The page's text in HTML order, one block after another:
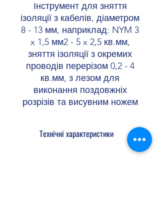
Інструмент для зняття
ізоляції з кабелів, діаметром
8 - 13 мм, наприклад: NYM 3
x 1,5 мм2 - 5 x 2,5 кв.мм,
зняття ізоляції з окремих
проводів перерізом 0,2 - 4
кв.мм, з лезом для
виконання поздовжніх
розрізів та висувним ножем
Технічні характеристики